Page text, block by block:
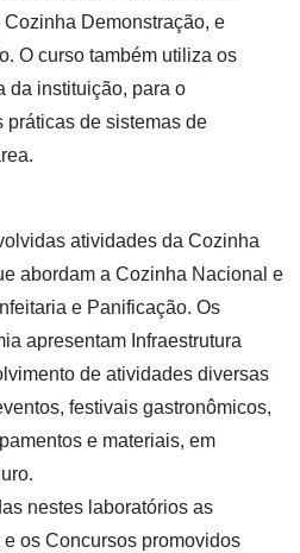
Demonstração, e
O curso também utiliza os
da instituição, para o
de sistemas de
atividades da Cozinha
abordam a Cozinha Nacional e
e Panificação. Os
apresentam Infraestrutura
de atividades diversas
festivais gastronômicos,
e materiais, em
nestes laboratórios as
os Concursos promovidos